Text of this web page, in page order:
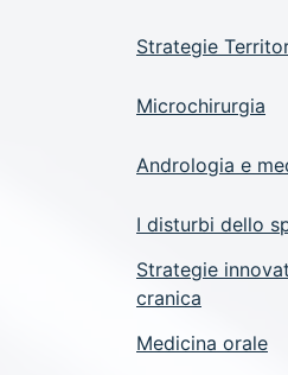
Strategie
Microchirurgia
Andrologia e
I disturbi dello
Strategie
cranica
Medicina orale